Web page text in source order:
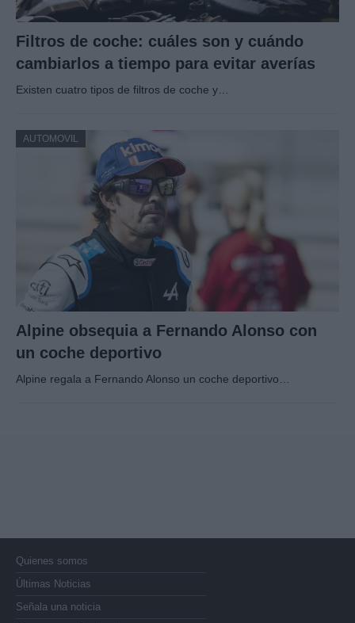
Filtros de coche: cuáles son y cuándo
cambiarlos a tiempo para evitar averías
Existen cuatro tipos de filtros de coche y…
AUTOMOVIL
Alpine obsequia a Fernando Alonso con
un coche deportivo
Alpine regala a Fernando Alonso un coche deportivo…
Quienes somos
Últimas Noticias
Señala una noticia